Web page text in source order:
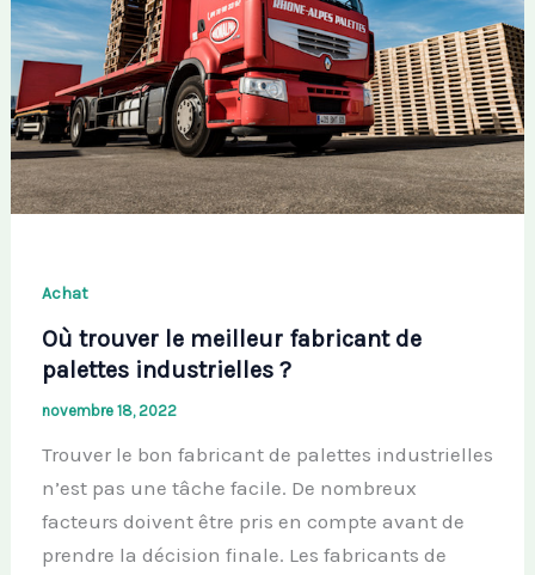
Achat
Où trouver le meilleur fabricant de
palettes industrielles ?
novembre 18, 2022
Trouver le bon fabricant de palettes industrielles
n’est pas une tâche facile. De nombreux
facteurs doivent être pris en compte avant de
prendre la décision finale. Les fabricants de